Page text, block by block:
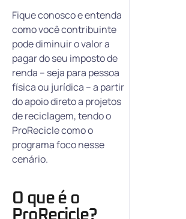
Fique conosco e entenda
como você contribuinte
pode diminuir o valor a
pagar do seu imposto de
renda – seja para pessoa
física ou jurídica – a partir
do apoio direto a projetos
de reciclagem, tendo o
ProRecicle como o
programa foco nesse
cenário.
O que é o
ProRecicle?